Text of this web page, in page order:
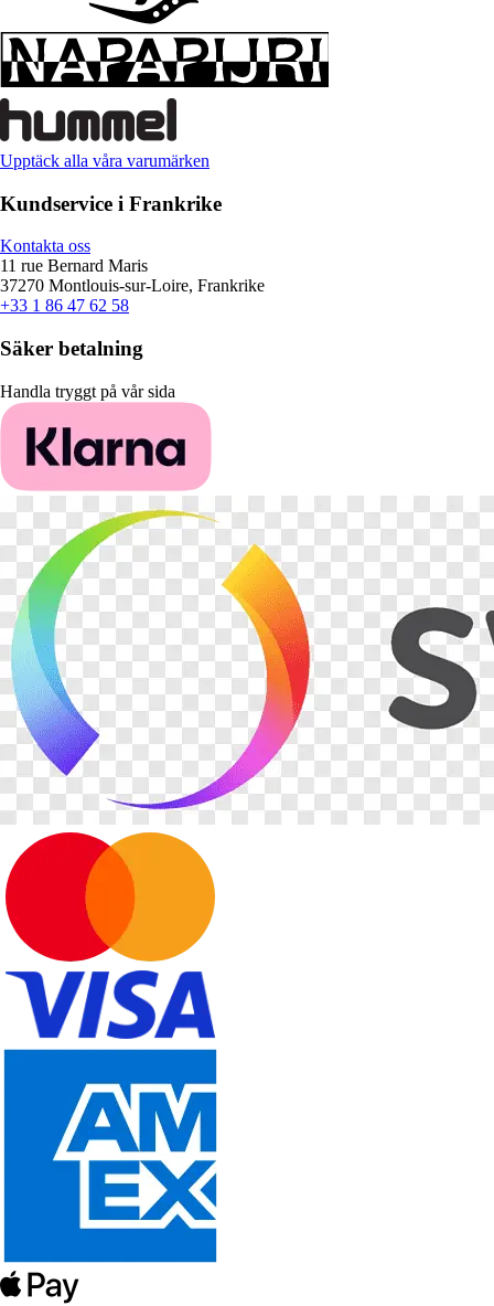
Upptäck alla våra varumärken
Kundservice i Frankrike
Kontakta oss
11 rue Bernard Maris
37270 Montlouis-sur-Loire, Frankrike
+33 1 86 47 62 58
Säker betalning
Handla tryggt på vår sida